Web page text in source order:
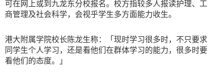
可在网上或到九龙东分校报名。校方指较多人报读护理、工
商管理及社会科学，会视乎学生多方面能力收生。
港大附属学院校长陈龙生称：「现时学习很多时，不只要求
同学生个人学习，还是看他们在群体学习的能力，很多时要
看他们的态度。」